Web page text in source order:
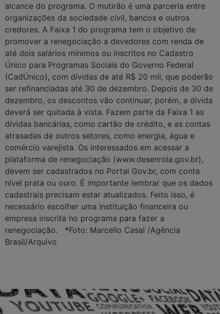
alcance do programa. O mutirão é uma parceria entre
organizações da sociedade civil, bancos e outros
credores. A Faixa 1 do programa tem o objetivo de
promover a renegociação a devedores com renda de
até dois salários mínimos ou inscritos no Cadastro
Único para Programas Sociais do Governo Federal
(CadÚnico), com dívidas de até R$ 20 mil, que poderão
ser refinanciadas até 30 de dezembro. Depois de 30 de
dezembro, os descontos vão continuar, porém, a dívida
deverá ser quitada à vista. Fazem parte da Faixa 1 as
dívidas bancárias, como cartão de crédito, e as contas
atrasadas de outros setores, como energia, água e
comércio varejista. Os interessados em acessar a
plataforma de renegociação (www.desenrola.gov.br),
devem ser cadastrados no Portal Gov.br, com conta
nível prata ou ouro. É importante lembrar que os dados
cadastrais precisam estar atualizados. Feito isso, é
necessário escolher uma instituição financeira ou
empresa inscrita no programa para fazer a
renegociação. *Foto: Marcello Casal /Agência
Brasil/Arquivo